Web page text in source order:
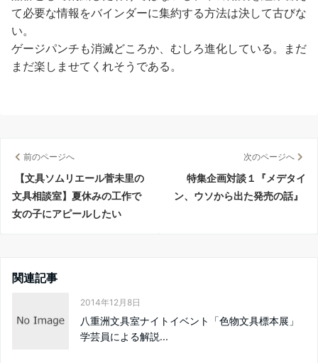
て必要な情報をバインダーに集約する方法は決して古びな
い。
ゲージパンチも消滅どころか、むしろ進化している。まだ
まだ楽しませてくれそうである。
前のページへ
【文具ソムリエール菅未里の
文具相談室】夏休みの工作で
女の子にアピールしたい
次のページへ
特集企画対談１『メデタイ
ン、ウソから出た発売の話』
関連記事
2014年12月8日
八重洲文具室ナイトイベント「色物文具標本展」
学芸員による解説...